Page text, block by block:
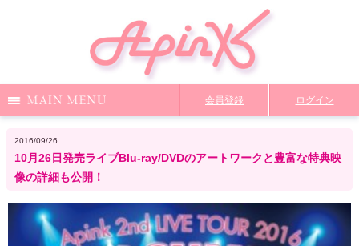
News
DiscoGraphy
Video Q&A From Apink Wallpaper
会員登録 ログイン
2016/09/26
10月26日発売ライブBlu-ray/DVDのアートワークと豊富な特典映
像の詳細も公開！